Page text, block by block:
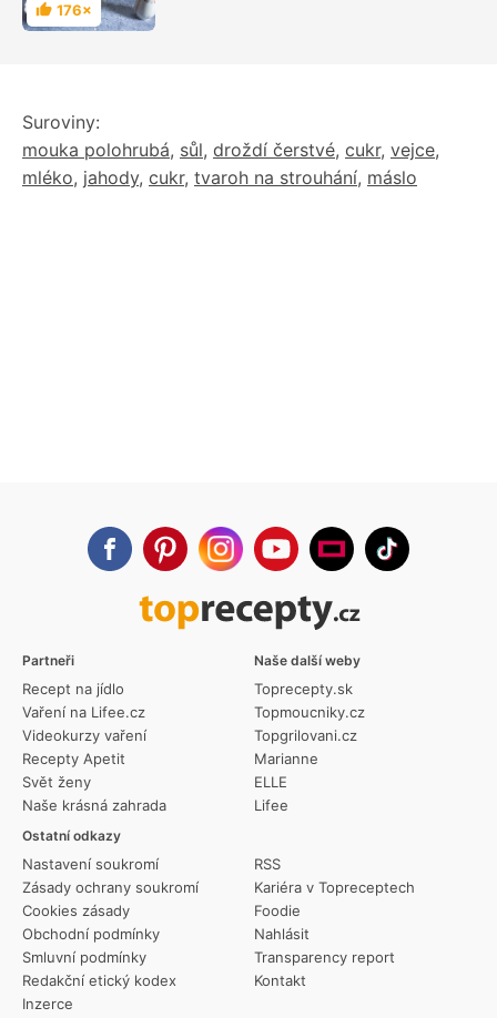
Hodnocení
176×
Suroviny:
mouka polohrubá, sůl, droždí čerstvé, cukr, vejce,
mléko, jahody, cukr, tvaroh na strouhání, máslo
Partneři
Recept na jídlo
Vaření na Lifee.cz
Videokurzy vaření
Recepty Apetit
Svět ženy
Naše krásná zahrada
Ostatní odkazy
Nastavení soukromí
Zásady ochrany soukromí
Cookies zásady
Obchodní podmínky
Smluvní podmínky
Redakční etický kodex
Inzerce
RSS
Kariéra v Topreceptech
Foodie
Nahlásit
Transparency report
Kontakt
Naše další weby
Toprecepty.sk
Topmoucniky.cz
Topgrilovani.cz
Marianne
ELLE
Lifee